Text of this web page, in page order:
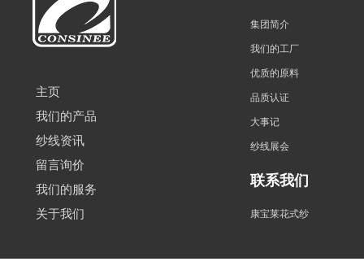
主页
我们的产品
纱线资讯
留言询价
我们的服务
关于我们
集团简介
我们的工厂
优质的原料
品质认证
大事记
纱线展会
联系我们
康宝莱花式纱